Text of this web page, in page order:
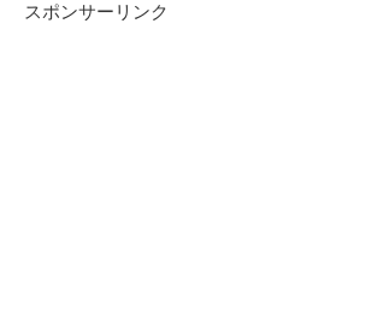
スポンサーリンク